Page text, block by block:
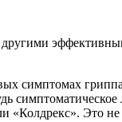
другими
симптомах гриппа
симптоматическое
«Колдрекс». Это